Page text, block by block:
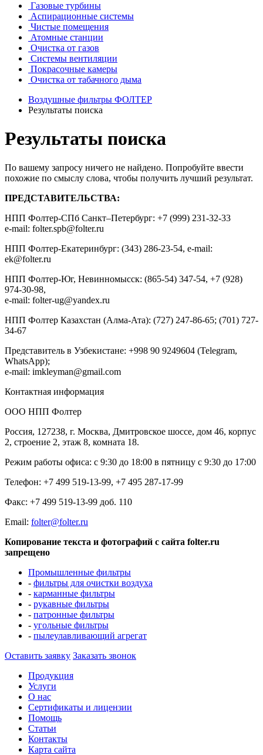
Газовые турбины
Аспирационные системы
Чистые помещения
Атомные станции
Очистка от газов
Системы вентиляции
Покрасочные камеры
Очистка от табачного дыма
Воздушные фильтры ФОЛТЕР
Результаты поиска
Результаты поиска
По вашему запросу ничего не найдено. Попробуйте ввести
похожие по смыслу слова, чтобы получить лучший результат.
ПРЕДСТАВИТЕЛЬСТВА:
НПП Фолтер-СПб Санкт–Петербург: +7 (999) 231-32-33
e-mail: folter.spb@folter.ru
НПП Фолтер-Екатеринбург: (343) 286-23-54, e-mail:
ek@folter.ru
НПП Фолтер-Юг, Невинномысск: (865-54) 347-54, +7 (928)
974-30-98,
e-mail: folter-ug@yandex.ru
НПП Фолтер Казахстан (Алма-Ата): (727) 247-86-65; (701) 727-
34-67
Представитель в Узбекистане: +998 90 9249604 (Telegram,
WhatsApp);
e-mail: imkleyman@gmail.com
Контактная информация
ООО НПП Фолтер
Россия, 127238, г. Москва, Дмитровское шоссе, дом 46, корпус
2, строение 2, этаж 8, комната 18.
Режим работы офиса: с 9:30 до 18:00 в пятницу с 9:30 до 17:00
Телефон: +7 499 519-13-99, +7 495 287-17-99
Факс: +7 499 519-13-99 доб. 110
Еmail: folter@folter.ru
Копирование текста и фотографий с сайта folter.ru
запрещено
Промышленные фильтры
- фильтры для очистки воздуха
- карманные фильтры
- рукавные фильтры
- патронные фильтры
- угольные фильтры
- пылеулавливающий агрегат
Оставить заявку Заказать звонок
Продукция
Услуги
О нас
Сертификаты и лицензии
Помощь
Статьи
Контакты
Карта сайта